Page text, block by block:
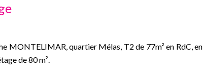
MONTELIMAR, quartier Mélas, T2 de 77m² en RdC, en
de 80 m².